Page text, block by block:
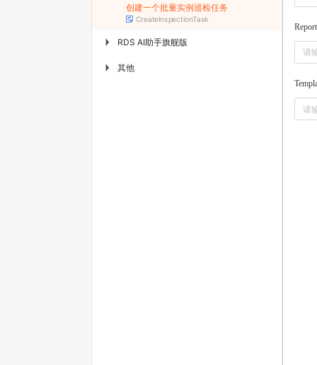
创建一个批量实例巡检任务
CreateInspectionTask
▶ RDS AI助手旗舰版
▶ 其他